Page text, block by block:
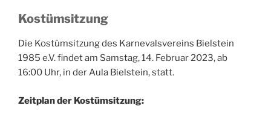
Kostümsitzung
Die Kostümsitzung des Karnevalsvereins Bielstein
1985 e.V. findet am Samstag, 14. Februar 2023, ab
16:00 Uhr, in der Aula Bielstein, statt.
Zeitplan der Kostümsitzung: